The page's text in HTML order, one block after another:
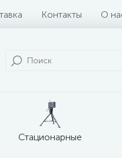
Контакты О
Стационарные